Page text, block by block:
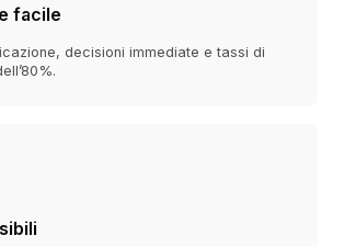
facile
decisioni immediate e tassi di